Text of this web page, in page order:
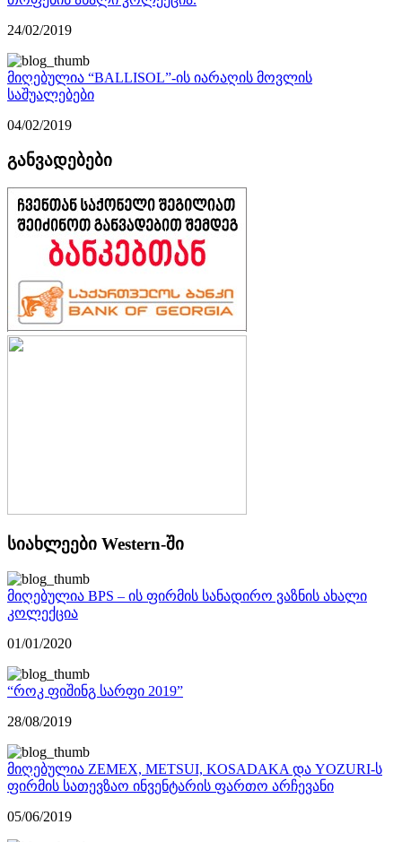
24/02/2019
მიღებულია “BALLISOL”-ის იარაღის მოვლის
საშუალებები
04/02/2019
განვადებები
სიახლეები Western-ში
მიღებულია BPS – ის ფირმის სანადირო ვაზნის ახალი
კოლექცია
01/01/2020
“როკ ფიშინგ სარფი 2019”
28/08/2019
მიღებულია ZEMEX, METSUI, KOSADAKA და YOZURI-ს
ფირმის სათევზაო ინვენტარის ფართო არჩევანი
05/06/2019